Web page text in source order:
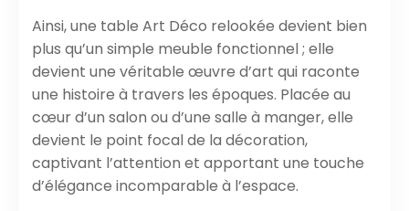
Ainsi, une table Art Déco relookée devient bien
plus qu’un simple meuble fonctionnel ; elle
devient une véritable œuvre d’art qui raconte
une histoire à travers les époques. Placée au
cœur d’un salon ou d’une salle à manger, elle
devient le point focal de la décoration,
captivant l’attention et apportant une touche
d’élégance incomparable à l’espace.